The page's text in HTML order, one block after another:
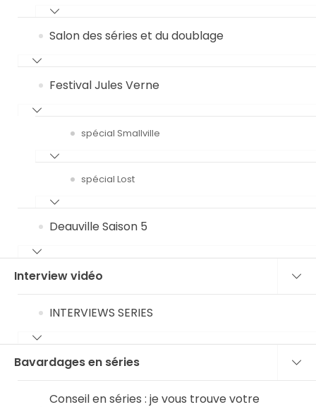
Salon des séries et du doublage
Festival Jules Verne
spécial Smallville
spécial Lost
Deauville Saison 5
Interview vidéo
INTERVIEWS SERIES
Bavardages en séries
Conseil en séries : je vous trouve votre